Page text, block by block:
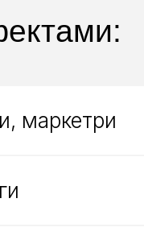
маркетри